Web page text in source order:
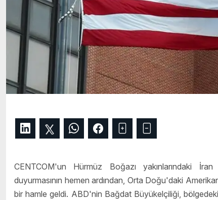
CENTCOM'un Hürmüz Boğazı yakınlarındaki İran
duyurmasının hemen ardından, Orta Doğu'daki
bir hamle geldi. ABD'nin Bağdat Büyükelçiliği,